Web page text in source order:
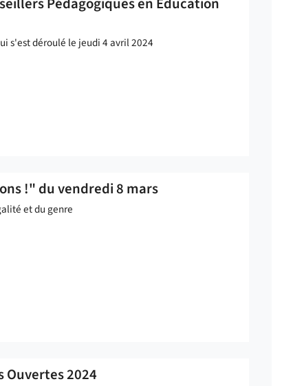
s'est déroulé le jeudi 4 avril 2024
!" du vendredi 8 mars
et du genre
Ouvertes 2024